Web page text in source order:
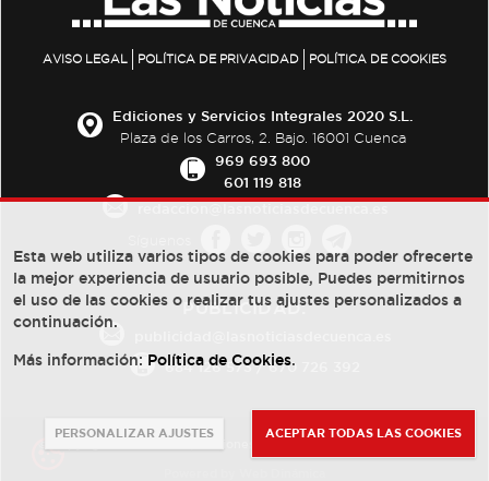
AVISO LEGAL POLÍTICA DE PRIVACIDAD POLÍTICA DE COOKIES
Ediciones y Servicios Integrales 2020 S.L.
Plaza de los Carros, 2. Bajo. 16001 Cuenca
969 693 800
601 119 818
PUBLICIDAD:
684 126 573/670 726 392
Esta web utiliza varios tipos de cookies para poder ofrecerte
la mejor experiencia de usuario posible, Puedes permitirnos
el uso de las cookies o realizar tus ajustes personalizados a
continuación.
Más información: Política de Cookies.
PERSONALIZAR AJUSTES ACEPTAR TODAS LAS COOKIES